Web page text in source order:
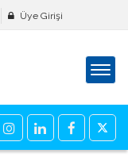
Üye Girişi